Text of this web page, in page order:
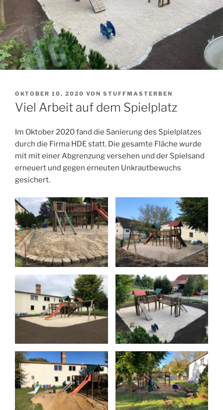
VERÖFFENTLICHT
AM
OKTOBER 10, 2020 VON STUFFMASTERBEN
Viel Arbeit auf dem Spielplatz
Im Oktober 2020 fand die Sanierung des Spielplatzes
durch die Firma HDE statt. Die gesamte Fläche wurde
mit mit einer Abgrenzung versehen und der Spielsand
erneuert und gegen erneuten Unkrautbewuchs
gesichert.